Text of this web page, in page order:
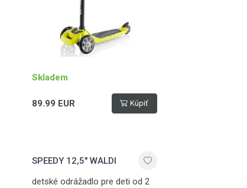
Skladem
89.99 EUR Kúpiť
SPEEDY 12,5" WALDI
detské odrážadlo pre deti od 2